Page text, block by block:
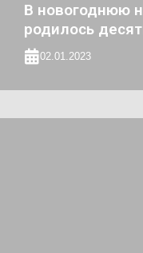
В новогоднюю
родилось
02.01.2023